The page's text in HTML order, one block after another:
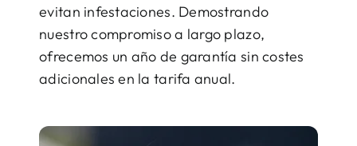
evitan infestaciones. Demostrando
nuestro compromiso a largo plazo,
ofrecemos un año de garantía sin costes
adicionales en la tarifa anual.